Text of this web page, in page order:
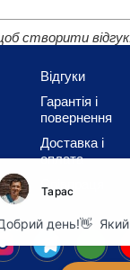
створити
Відгуки
Гарантія і
повернення
Доставка і
оплата
Співпраця